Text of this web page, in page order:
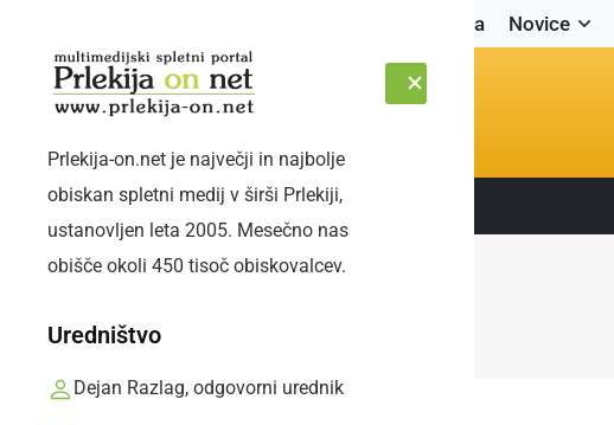
Naslovnica Novice
SOBOTA, 8. AVGUST 2026 Sledite nam:
Prlekija-on.net je največji in najbolje
obiskan spletni medij v širši Prlekiji,
ustanovljen leta 2005. Mesečno nas
obišče okoli 450 tisoč obiskovalcev.
Uredništvo
Dejan Razlag, odgovorni urednik